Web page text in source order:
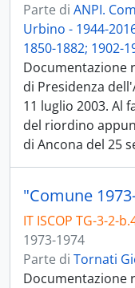
Parte di ANPI.
Urbino - 1944-
1850-1882; 1902-
Documentazione
di Presidenza
11 luglio 2003. Al
del riordino
di Ancona del 25
IT ISCOP TG-3-2-
1973-1974
Parte di Tornati
Documentazione